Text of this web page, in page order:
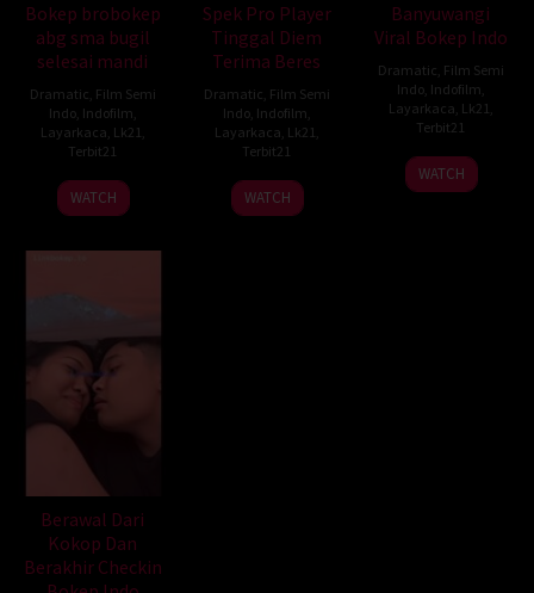
Bokep brobokep
abg sma bugil
selesai mandi
Dramatic Film Semi
Indo, Indofilm
Layarkaca Lk21
Terbit21
WATCH
Spek Pro Player
Tinggal Diem
Terima Beres
Dramatic Film Semi
Indo, Indofilm
Layarkaca Lk21
Terbit21
WATCH
Banyuwangi
Viral Bokep Indo
Dramatic Film Semi
Indo, Indofilm
Layarkaca Lk21
Terbit21
WATCH
Berawal Dari
Kokop Dan
Berakhir Checkin